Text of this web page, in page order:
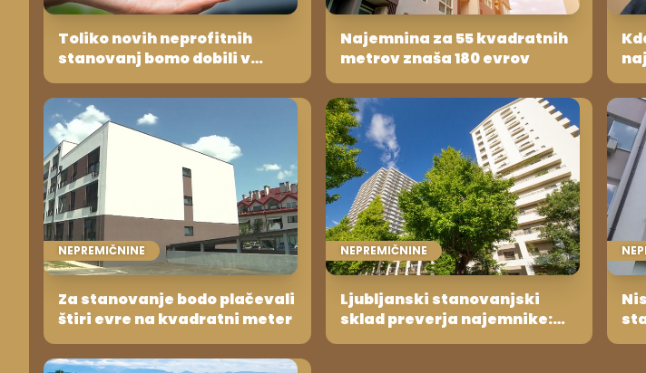
Toliko novih neprofitnih
stanovanj bomo dobili v
Ljubljani
Najemnina za 55 kvadratnih
metrov znaša 180 evrov
NEPREMIČNINE
Za stanovanje bodo plačevali
štiri evre na kvadratni meter
NEPREMIČNINE
Ljubljanski stanovanjski
sklad preverja najemnike:
imel 4.200 evrov neto
do